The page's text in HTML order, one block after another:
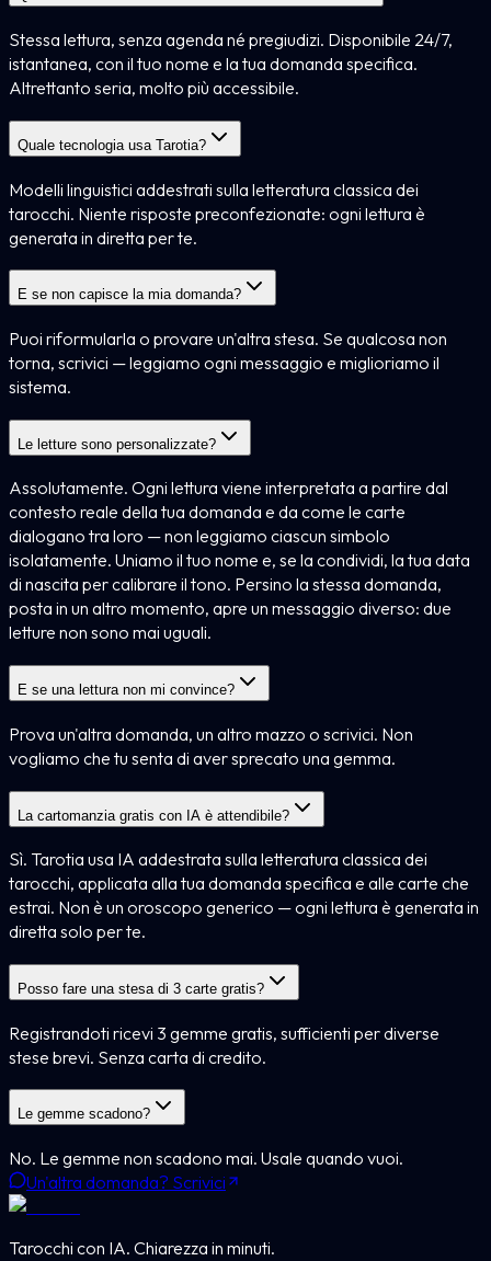
Stessa lettura, senza agenda né pregiudizi. Disponibile 24/7,
istantanea, con il tuo nome e la tua domanda specifica.
Altrettanto seria, molto più accessibile.
Quale tecnologia usa Tarotia?
Modelli linguistici addestrati sulla letteratura classica dei
tarocchi. Niente risposte preconfezionate: ogni lettura è
generata in diretta per te.
E se non capisce la mia domanda?
Puoi riformularla o provare un'altra stesa. Se qualcosa non
torna, scrivici — leggiamo ogni messaggio e miglioriamo il
sistema.
Le letture sono personalizzate?
Assolutamente. Ogni lettura viene interpretata a partire dal
contesto reale della tua domanda e da come le carte
dialogano tra loro — non leggiamo ciascun simbolo
isolatamente. Uniamo il tuo nome e, se la condividi, la tua data
di nascita per calibrare il tono. Persino la stessa domanda,
posta in un altro momento, apre un messaggio diverso: due
letture non sono mai uguali.
E se una lettura non mi convince?
Prova un'altra domanda, un altro mazzo o scrivici. Non
vogliamo che tu senta di aver sprecato una gemma.
La cartomanzia gratis con IA è attendibile?
Sì. Tarotia usa IA addestrata sulla letteratura classica dei
tarocchi, applicata alla tua domanda specifica e alle carte che
estrai. Non è un oroscopo generico — ogni lettura è generata in
diretta solo per te.
Posso fare una stesa di 3 carte gratis?
Registrandoti ricevi 3 gemme gratis, sufficienti per diverse
stese brevi. Senza carta di credito.
Le gemme scadono?
No. Le gemme non scadono mai. Usale quando vuoi.
Un'altra domanda? Scrivici
Tarocchi con IA. Chiarezza in minuti.